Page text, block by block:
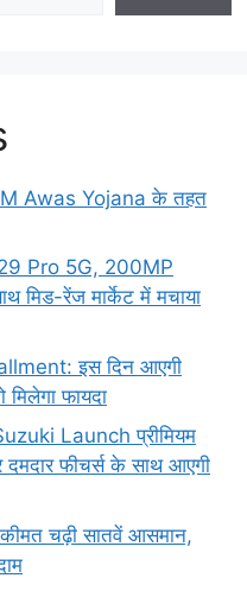
Awas Yojana के तहत
Pro 5G, 200MP
मिड-रेंज मार्केट में मचाया
इस दिन आएगी
फायदा
Launch प्रीमियम
फीचर्स के साथ आएगी
कीमत चढ़ी सातवें आसमान,